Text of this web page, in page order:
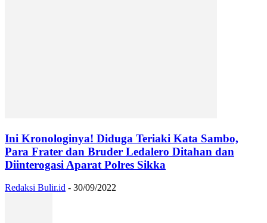
Ini Kronologinya! Diduga Teriaki Kata Sambo,
Para Frater dan Bruder Ledalero Ditahan dan
Diinterogasi Aparat Polres Sikka
Redaksi Bulir.id - 30/09/2022